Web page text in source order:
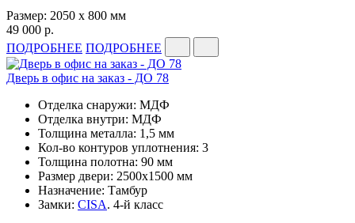
Размер: 2050 x 800 мм
49 000 р.
ПОДРОБНЕЕ ПОДРОБНЕЕ
Дверь в офис на заказ - ДО 78
Отделка снаружи: МДФ
Отделка внутри: МДФ
Толщина металла: 1,5 мм
Кол-во контуров уплотнения: 3
Толщина полотна: 90 мм
Размер двери: 2500х1500 мм
Назначение: Тамбур
Замки: CISA. 4-й класс